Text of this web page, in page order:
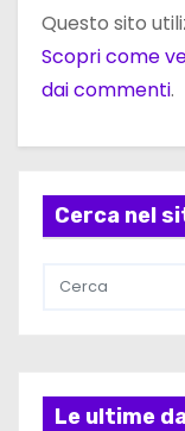
Questo sito
Scopri come
dai commenti.
Cerca nel
Le ultime